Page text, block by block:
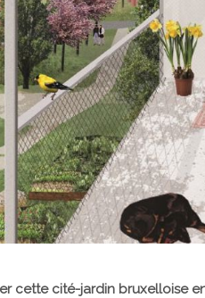
cette cité-jardin bruxelloise